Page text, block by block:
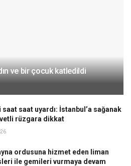
ve bir çocuk katledildi
saat uyardı: İstanbul’a sağanak
rüzgara dikkat
ordusuna hizmet eden liman
ile gemileri vurmaya devam